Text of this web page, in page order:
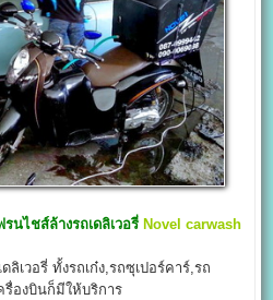
รนไชส์ล้างรถเดลิเวอรี่ Novel carwash
อรี่ ทั้งรถเก๋ง,รถซุเปอร์คาร์,รถ
รื่องบินก็มีให้บริการ